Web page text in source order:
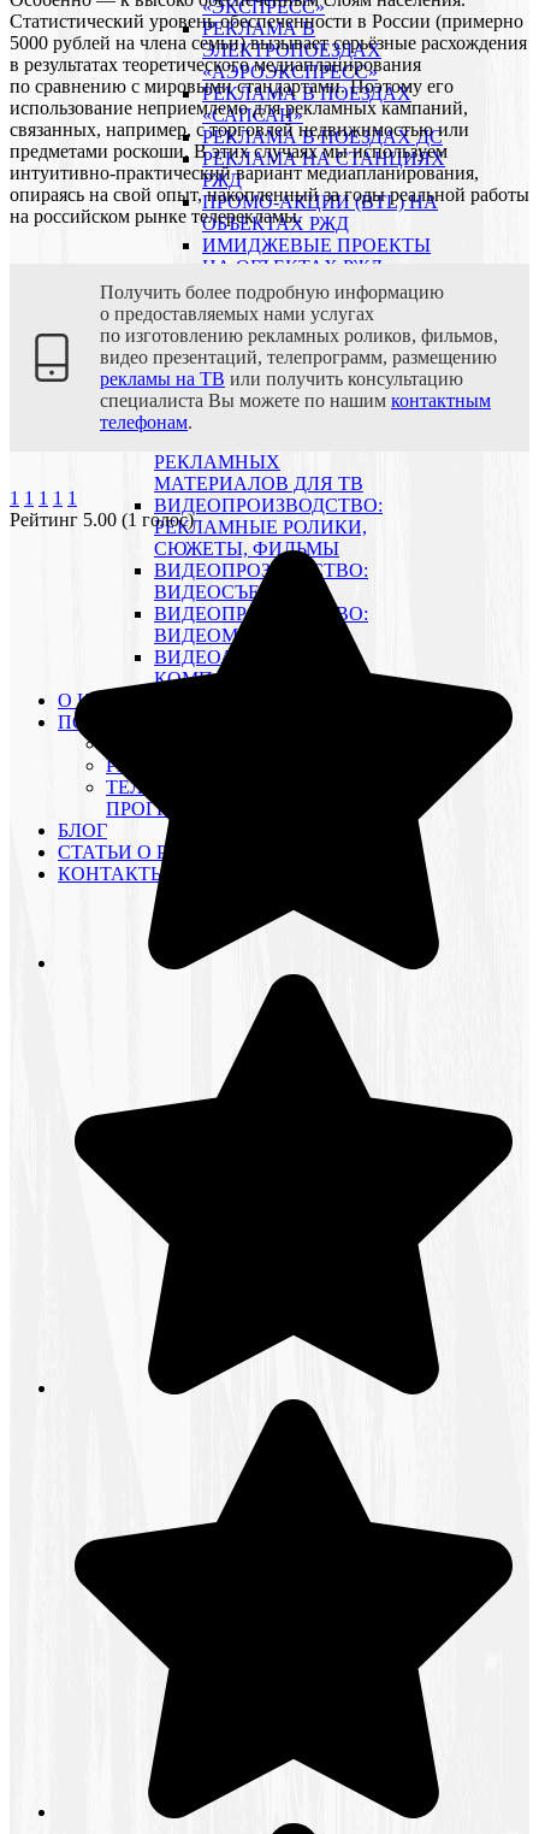
«ЭКСПРЕСС»
РЕКЛАМА В
ЭЛЕКТРОПОЕЗДАХ
«АЭРОЭКСПРЕСС»
РЕКЛАМА В ПОЕЗДАХ
«САПСАН»
РЕКЛАМА В ПОЕЗДАХ ДС
РЕКЛАМА НА СТАНЦИЯХ
РЖД
ПРОМО-АКЦИИ (BTL) НА
ОБЪЕКТАХ РЖД
ИМИДЖЕВЫЕ ПРОЕКТЫ
НА ОБЪЕКТАХ РЖД
НАЗЕМНЫЙ ТРАНСПОРТ
ОСОБЕННОСТИ
РЕКЛАМНЫЕ СТИКЕРЫ В
ТРАНСПОРТЕ
РЕКЛАМА В
МАРШРУТНЫХ ТАКСИ
ВИДЕОПРОИЗВОДСТВО
РЕКЛАМНЫХ
МАТЕРИАЛОВ ДЛЯ ТВ
ВИДЕОПРОИЗВОДСТВО:
РЕКЛАМНЫЕ РОЛИКИ,
СЮЖЕТЫ, ФИЛЬМЫ
ВИДЕОПРОЗВОДСТВО:
ВИДЕОСЪЕМКА
ВИДЕОПРОЗВОДСТВО:
ВИДЕОМОНТАЖ
ВИДЕОАРХИВ
КОМПАНИИ
О КОМПАНИИ
ПОРТФОЛИО
РЕКЛАМНЫЕ КАМПАНИИ
ТЕЛЕВИЗИОННЫЕ
ПРОГРАММЫ
БЛОГ
СТАТЬИ О РЕКЛАМЕ
КОНТАКТЫ
Статистический уровень обеспеченности в России (примерно
5000 рублей на члена семьи) вызывает серьёзные расхождения
в результатах теоретического медиапланирования
по сравнению с мировыми стандартами. Поэтому его
использование неприемлемо для рекламных кампаний,
связанных, например, с торговлей недвижимостью или
предметами роскоши. В этих случаях мы используем
интуитивно-практический вариант медиапланирования,
опираясь на свой опыт, накопленный за годы реальной работы
на российском рынке телерекламы.
Получить более подробную информацию
о предоставляемых нами услугах
по изготовлению рекламных роликов, фильмов,
видео презентаций, телепрограмм, размещению
рекламы на ТВ или получить консультацию
специалиста Вы можете по нашим контактным
телефонам.
1 1 1 1 1
Рейтинг 5.00 (1 голос)